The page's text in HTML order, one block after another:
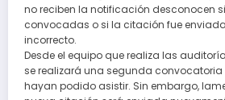
no reciben la notificación desconocen
convocadas o si la citación fue
incorrecto.
Desde el equipo que realiza las
se realizará una segunda
hayan podido asistir. Sin embargo,